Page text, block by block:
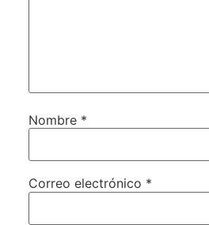
Nombre *
Correo electrónico *